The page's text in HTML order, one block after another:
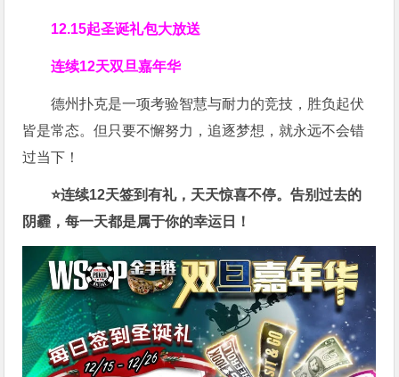
12.15起圣诞礼包大放送
连续12天双旦嘉年华
德州扑克是一项考验智慧与耐力的竞技，胜负起伏
皆是常态。但只要不懈努力，追逐梦想，就永远不会错
过当下！
⭐连续12天签到有礼，天天惊喜不停。告别过去的
阴霾，每一天都是属于你的幸运日！